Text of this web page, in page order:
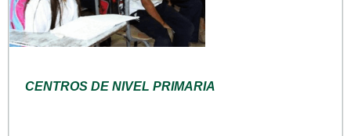
CENTROS DE NIVEL PRIMARIA